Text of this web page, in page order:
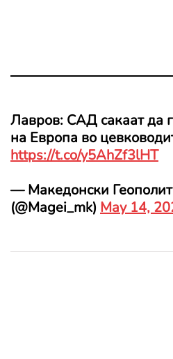
Лавров: САД сакаат да
на Европа во
https://t.co/y5AhZf3lHT
— Македонски
(@Magei_mk) May 14,